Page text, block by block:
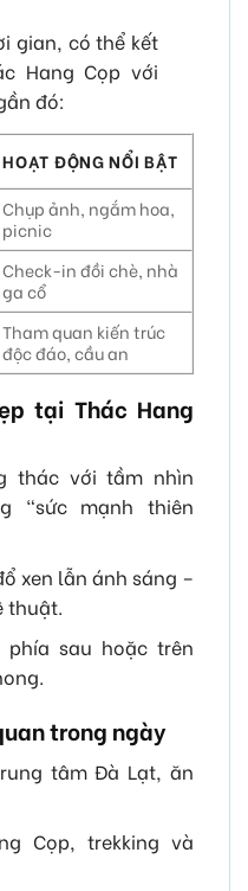
gian, có thể kết
Hang Cọp với
đó:
HOẠT ĐỘNG NỔI BẬT
Chụp ảnh, ngắm hoa,
picnic
Check-in đồi chè, nhà
ga cổ
Tham quan kiến trúc
độc đáo, cầu an
tại Thác Hang
thác với tầm nhìn
“sức mạnh thiên
xen lẫn ánh sáng –
thuật.
phía sau hoặc trên
trong ngày
tâm Đà Lạt, ăn
Cọp, trekking và